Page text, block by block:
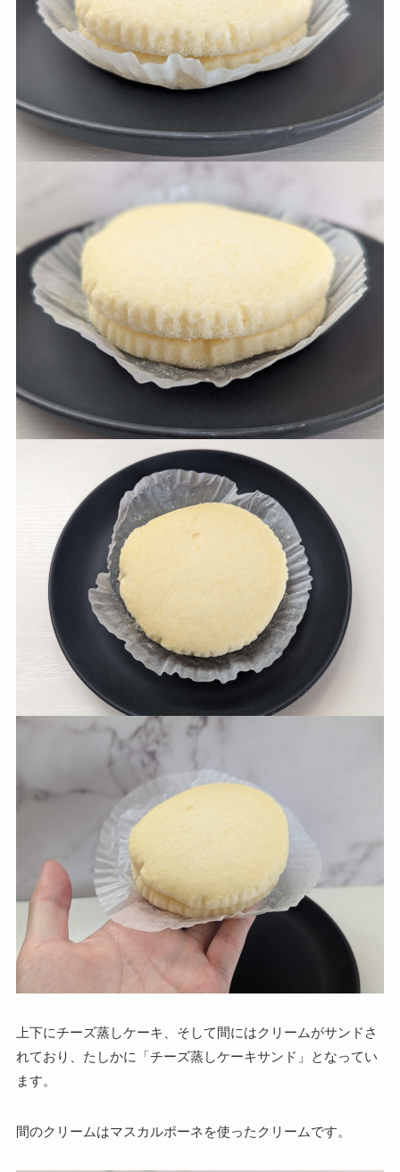
上下にチーズ蒸しケーキ、そして間にはクリームがサンドさ
れており、たしかに「チーズ蒸しケーキサンド」となってい
ます。
間のクリームはマスカルポーネを使ったクリームです。